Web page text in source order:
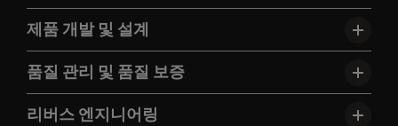
제품 개발 및 설계
품질 관리 및 품질 보증
리버스 엔지니어링